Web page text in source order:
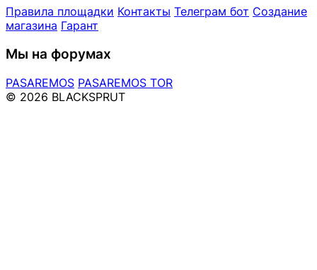
Правила площадки Контакты Телеграм бот Создание
магазина Гарант
Мы на форумах
PASAREMOS PASAREMOS TOR
© 2026 BLACKSPRUT